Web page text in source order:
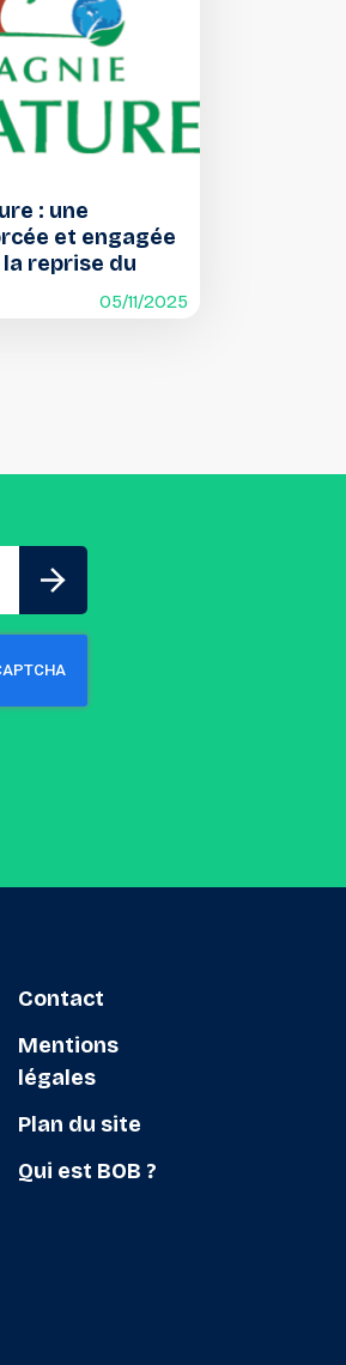
: une
et engagée
reprise du
05/11/2025
Contact
Mentions
légales
Plan du site
Qui est BOB ?